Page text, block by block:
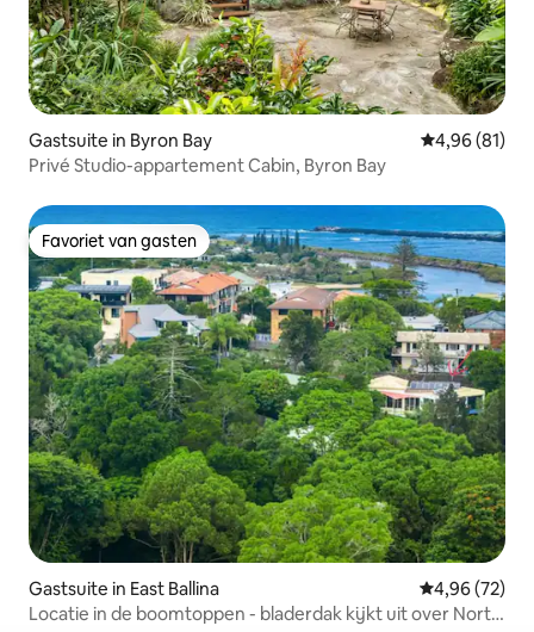
Gastsuite in Byron Bay Gemiddelde
4,96 (81)
Privé Studio-appartement Cabin, Byron Bay
Favoriet van gasten
Favoriet van gasten
Gastsuite in East Ballina Gemiddelde
4,96 (72)
Locatie in de boomtoppen - bladerdak kijkt uit over North